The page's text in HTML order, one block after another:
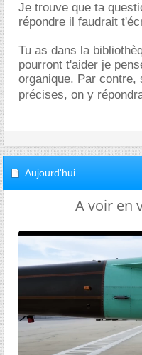
Je trouve que ta
répondre il faudrait
Tu as dans la
pourront t'aider je
organique. Par
précises, on y
Aujourd'hui
A voir en